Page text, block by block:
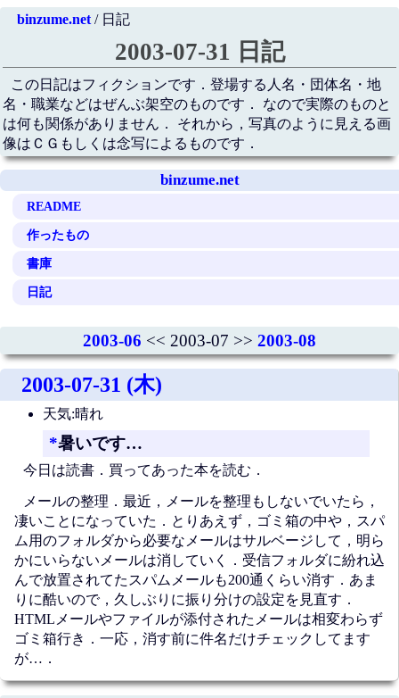
binzume.net/ 日記
2003-07-31 日記
この日記はフィクションです．登場する人名・団体名・地
名・職業などはぜんぶ架空のものです． なので実際のものと
は何も関係がありません． それから，写真のように見える画
像はＣＧもしくは念写によるものです．
binzume.net
README
作ったもの
書庫
日記
2003-06 << 2003-07 >> 2003-08
2003-07-31 (木)
天気:晴れ
*暑いです…
今日は読書．買ってあった本を読む．
メールの整理．最近，メールを整理もしないでいたら，
凄いことになっていた．とりあえず，ゴミ箱の中や，スパ
ム用のフォルダから必要なメールはサルベージして，明ら
かにいらないメールは消していく．受信フォルダに紛れ込
んで放置されてたスパムメールも200通くらい消す．あま
りに酷いので，久しぶりに振り分けの設定を見直す．
HTMLメールやファイルが添付されたメールは相変わらず
ゴミ箱行き．一応，消す前に件名だけチェックしてます
が…．